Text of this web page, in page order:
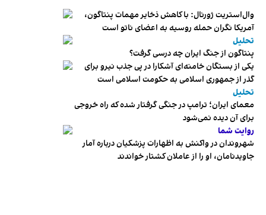
وال‌استریت ژورنال: با کاهش ذخایر مهمات پنتاگون،
آمریکا نگران حمله روسیه به اعضای ناتو‌ است
تحلیل
پنتاگون از جنگ ایران چه درسی گرفت؟
یکی از بستگان خامنه‌ای آشکارا در پی جذب نیرو برای
گذر از جمهوری اسلامی به حکومت اسلامی است
تحلیل
معمای ایران؛ ترامپ در جنگی گرفتار شده که راه خروجی
برای آن دیده نمی‌شود
روایت شما
شهروندان در واکنش به اظهارات پزشکیان درباره آمار
جاویدنامان، او را از عاملان کشتار خواندند